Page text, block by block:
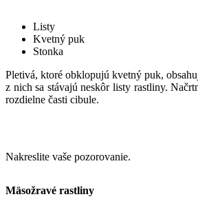
Listy
Kvetný puk
Stonka
Pletivá, ktoré obklopujú kvetný puk,
z nich sa stávajú neskôr listy rastliny.
rozdielne časti cibule.
Nakreslite vaše pozorovanie.
Mäsožravé rastliny